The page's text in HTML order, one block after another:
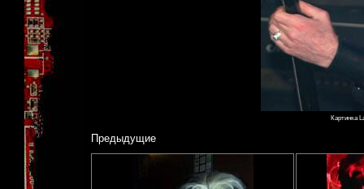
Картинка
Предыдущие